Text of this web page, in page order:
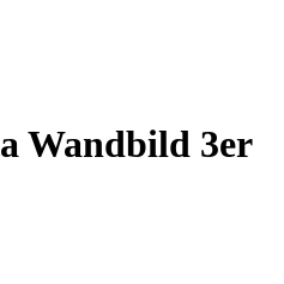
Wandbild 3er